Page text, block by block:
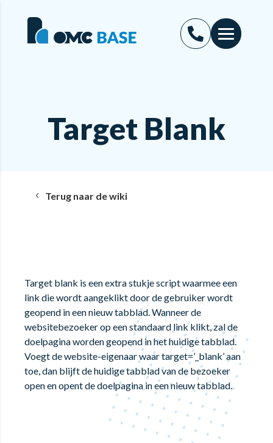
Target Blank
Terug naar de wiki
Target blank is een extra stukje script waarmee een
link die wordt aangeklikt door de gebruiker wordt
geopend in een nieuw tabblad. Wanneer de
websitebezoeker op een standaard link klikt, zal de
doelpagina worden geopend in het huidige tabblad.
Voegt de website-eigenaar waar target=’_blank’ aan
toe, dan blijft de huidige tabblad van de bezoeker
open en opent de doelpagina in een nieuw tabblad.